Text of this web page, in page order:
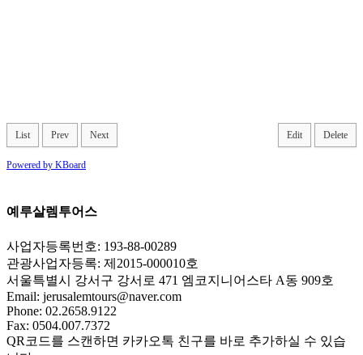
List Prev Next Edit Delete
Powered by KBoard
예루살렘투어스
사업자등록번호: 193-88-00289
관광사업자등록: 제2015-000010호
서울특별시 강서구 강서로 471 엠코지니어스타 A동 909호
Email: jerusalemtours@naver.com
Phone: 02.2658.9122
Fax: 0504.007.7372
QR코드를 스캔하면 카카오톡 친구를 바로 추가하실 수 있습